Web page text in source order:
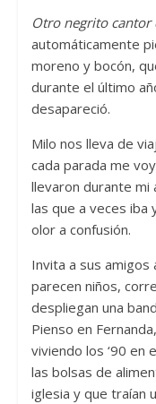
Otro negrito cantor
automáticamente
moreno y bocón,
durante el último
desapareció.
Milo nos lleva de
cada parada me
llevaron durante mi
las que a veces iba
olor a confusión.
Invita a sus amigos
parecen niños,
despliegan una
Pienso en
viviendo los ‘90 en
las bolsas de
iglesia y que traían